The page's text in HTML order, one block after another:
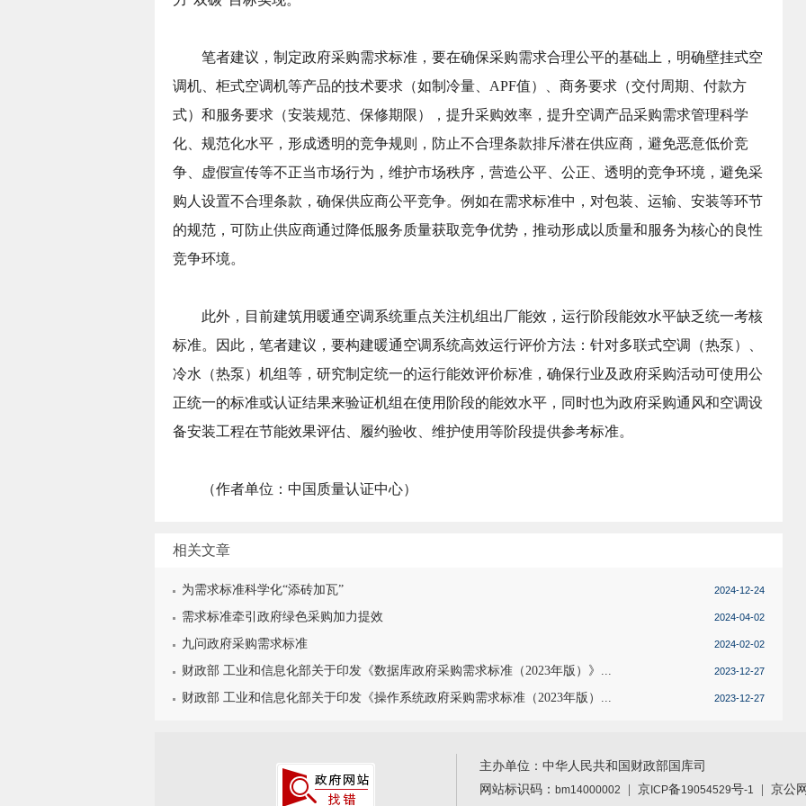
笔者建议，制定政府采购需求标准，要在确保采购需求合理公平的基础上，明确壁挂式空
调机、柜式空调机等产品的技术要求（如制冷量、APF值）、商务要求（交付周期、付款方
式）和服务要求（安装规范、保修期限），提升采购效率，提升空调产品采购需求管理科学
化、规范化水平，形成透明的竞争规则，防止不合理条款排斥潜在供应商，避免恶意低价竞
争、虚假宣传等不正当市场行为，维护市场秩序，营造公平、公正、透明的竞争环境，避免采
购人设置不合理条款，确保供应商公平竞争。例如在需求标准中，对包装、运输、安装等环节
的规范，可防止供应商通过降低服务质量获取竞争优势，推动形成以质量和服务为核心的良性
竞争环境。
此外，目前建筑用暖通空调系统重点关注机组出厂能效，运行阶段能效水平缺乏统一考核
标准。因此，笔者建议，要构建暖通空调系统高效运行评价方法：针对多联式空调（热泵）、
冷水（热泵）机组等，研究制定统一的运行能效评价标准，确保行业及政府采购活动可使用公
正统一的标准或认证结果来验证机组在使用阶段的能效水平，同时也为政府采购通风和空调设
备安装工程在节能效果评估、履约验收、维护使用等阶段提供参考标准。
（作者单位：中国质量认证中心）
相关文章
为需求标准科学化“添砖加瓦” 2024-12-24
需求标准牵引政府绿色采购加力提效 2024-04-02
九问政府采购需求标准 2024-02-02
财政部 工业和信息化部关于印发《数据库政府采购需求标准（2023年版）》... 2023-12-27
财政部 工业和信息化部关于印发《操作系统政府采购需求标准（2023年版）... 2023-12-27
主办单位：中华人民共和国财政部国库司
网站标识码： bm14000002 京 ICP备19054529号-1 | 京公